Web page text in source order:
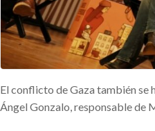
El conflicto de Gaza también se
Ángel Gonzalo, responsable de